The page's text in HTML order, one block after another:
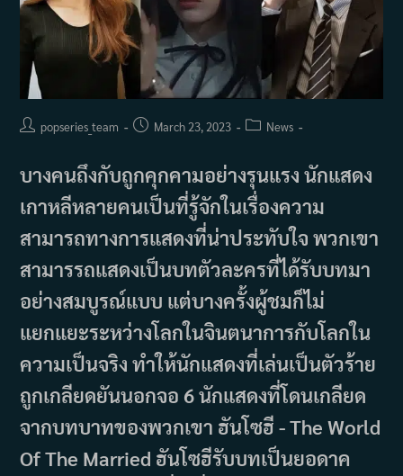
Postpopseries_team
PostMarch 23, 2023
PostNews
บางคนถึงกับถูกคุกคามอย่างรุนแรง นักแสดง
เกาหลีหลายคนเป็นที่รู้จักในเรื่องความ
สามารถทางการแสดงที่น่าประทับใจ พวกเขา
สามารรถแสดงเป็นบทตัวละครที่ได้รับบทมา
อย่างสมบูรณ์แบบ แต่บางครั้งผู้ชมก็ไม่
แยกแยะระหว่างโลกในจินตนาการกับโลกใน
ความเป็นจริง ทำให้นักแสดงที่เล่นเป็นตัวร้าย
ถูกเกลียดยันนอกจอ 6 นักแสดงที่โดนเกลียด
จากบทบาทของพวกเขา ฮันโซฮี - The World
Of The Married ฮันโซฮีรับบทเป็นยอดาค